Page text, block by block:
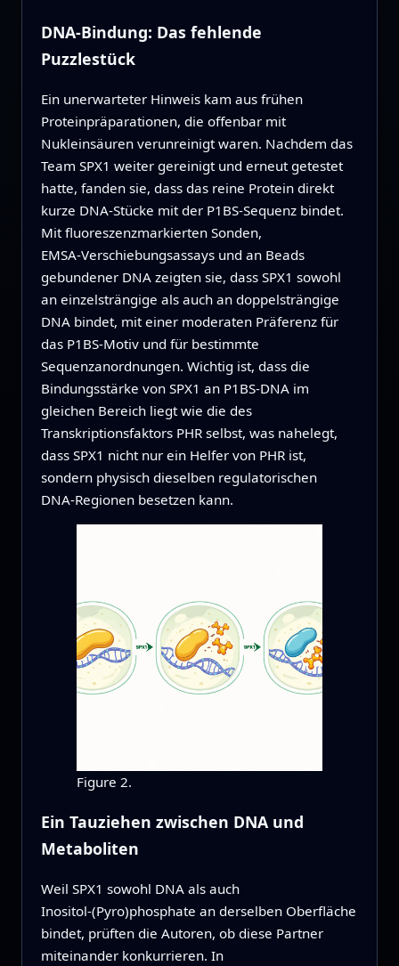
DNA‑Bindung: Das fehlende
Puzzlestück
Ein unerwarteter Hinweis kam aus frühen
Proteinpräparationen, die offenbar mit
Nukleinsäuren verunreinigt waren. Nachdem das
Team SPX1 weiter gereinigt und erneut getestet
hatte, fanden sie, dass das reine Protein direkt
kurze DNA‑Stücke mit der P1BS‑Sequenz bindet.
Mit fluoreszenzmarkierten Sonden,
EMSA‑Verschiebungsassays und an Beads
gebundener DNA zeigten sie, dass SPX1 sowohl
an einzelsträngige als auch an doppelsträngige
DNA bindet, mit einer moderaten Präferenz für
das P1BS‑Motiv und für bestimmte
Sequenzanordnungen. Wichtig ist, dass die
Bindungsstärke von SPX1 an P1BS‑DNA im
gleichen Bereich liegt wie die des
Transkriptionsfaktors PHR selbst, was nahelegt,
dass SPX1 nicht nur ein Helfer von PHR ist,
sondern physisch dieselben regulatorischen
DNA‑Regionen besetzen kann.
Figure 2.
Ein Tauziehen zwischen DNA und
Metaboliten
Weil SPX1 sowohl DNA als auch
Inositol‑(Pyro)phosphate an derselben Oberfläche
bindet, prüften die Autoren, ob diese Partner
miteinander konkurrieren. In